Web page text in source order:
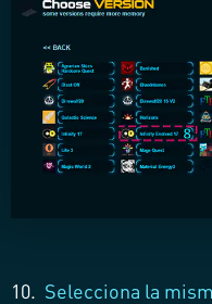
10. Selecciona la